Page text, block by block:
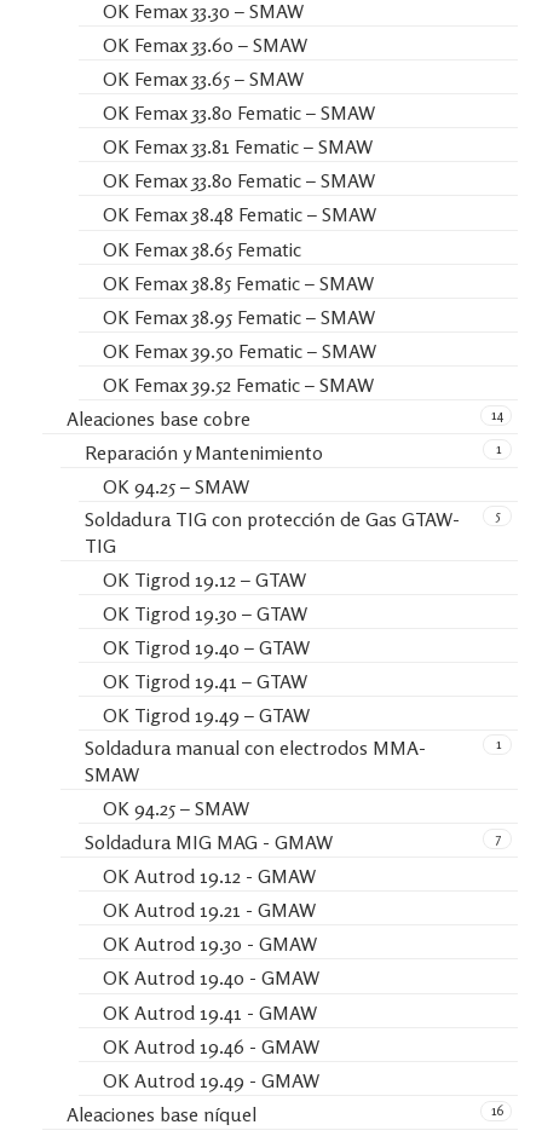
OK Femax 33.30 – SMAW
OK Femax 33.60 – SMAW
OK Femax 33.65 – SMAW
OK Femax 33.80 Fematic – SMAW
OK Femax 33.81 Fematic – SMAW
OK Femax 33.80 Fematic – SMAW
OK Femax 38.48 Fematic – SMAW
OK Femax 38.65 Fematic
OK Femax 38.85 Fematic – SMAW
OK Femax 38.95 Fematic – SMAW
OK Femax 39.50 Fematic – SMAW
OK Femax 39.52 Fematic – SMAW
14
Aleaciones base cobre
1
Reparación y Mantenimiento
OK 94.25 – SMAW
5
Soldadura TIG con protección de Gas GTAW-
TIG
OK Tigrod 19.12 – GTAW
OK Tigrod 19.30 – GTAW
OK Tigrod 19.40 – GTAW
OK Tigrod 19.41 – GTAW
OK Tigrod 19.49 – GTAW
1
Soldadura manual con electrodos MMA-
SMAW
OK 94.25 – SMAW
7
Soldadura MIG MAG - GMAW
OK Autrod 19.12 - GMAW
OK Autrod 19.21 - GMAW
OK Autrod 19.30 - GMAW
OK Autrod 19.40 - GMAW
OK Autrod 19.41 - GMAW
OK Autrod 19.46 - GMAW
OK Autrod 19.49 - GMAW
16
Aleaciones base níquel